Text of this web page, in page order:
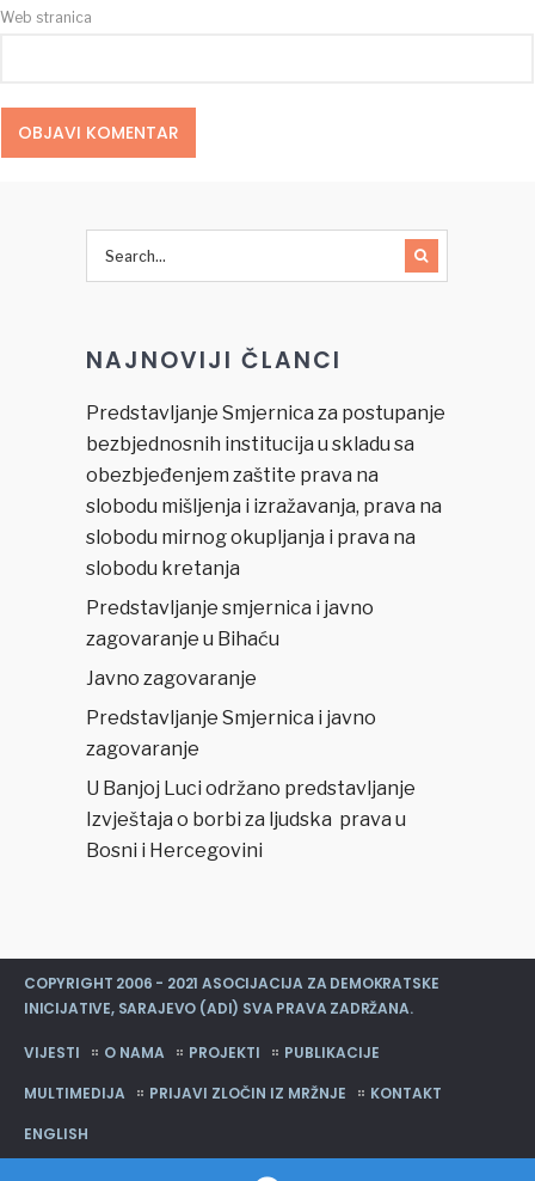
Web stranica
NAJNOVIJI ČLANCI
Predstavljanje Smjernica za postupanje
bezbjednosnih institucija u skladu sa
obezbjeđenjem zaštite prava na
slobodu mišljenja i izražavanja, prava na
slobodu mirnog okupljanja i prava na
slobodu kretanja
Predstavljanje smjernica i javno
zagovaranje u Bihaću
Javno zagovaranje
Predstavljanje Smjernica i javno
zagovaranje
U Banjoj Luci održano predstavljanje
Izvještaja o borbi za ljudska prava u
Bosni i Hercegovini
COPYRIGHT 2006 - 2021 ASOCIJACIJA ZA DEMOKRATSKE
INICIJATIVE, SARAJEVO (ADI) SVA PRAVA ZADRŽANA.
VIJESTI O NAMA PROJEKTI
PUBLIKACIJE
MULTIMEDIJA
PRIJAVI ZLOČIN IZ MRŽNJE
KONTAKT
ENGLISH